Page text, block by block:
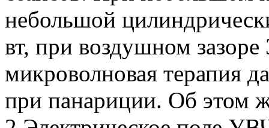
небольшой
вт, при воздушном
микроволновая терапия
при панариции. Об этом